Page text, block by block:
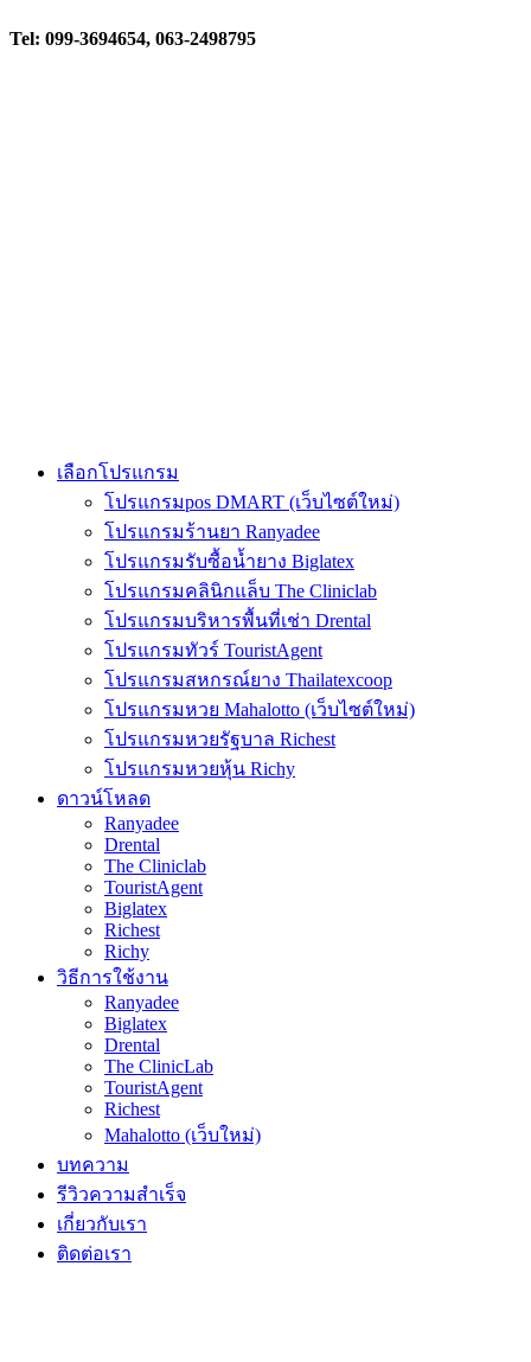
Tel: 099-3694654, 063-2498795
เลือกโปรแกรม
โปรแกรมpos DMART (เว็บไซต์ใหม่)
โปรแกรมร้านยา Ranyadee
โปรแกรมรับซื้อน้ำยาง Biglatex
โปรแกรมคลินิกแล็บ The Cliniclab
โปรแกรมบริหารพื้นที่เช่า Drental
โปรแกรมทัวร์ TouristAgent
โปรแกรมสหกรณ์ยาง Thailatexcoop
โปรแกรมหวย Mahalotto (เว็บไซต์ใหม่)
โปรแกรมหวยรัฐบาล Richest
โปรแกรมหวยหุ้น Richy
ดาวน์โหลด
Ranyadee
Drental
The Cliniclab
TouristAgent
Biglatex
Richest
Richy
วิธีการใช้งาน
Ranyadee
Biglatex
Drental
The ClinicLab
TouristAgent
Richest
Mahalotto (เว็บใหม่)
บทความ
รีวิวความสำเร็จ
เกี่ยวกับเรา
ติดต่อเรา